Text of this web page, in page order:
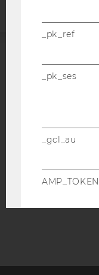
ACCREDITED BY:
_pk_ref
_pk_ses
_gcl_au
AMP_TOKEN